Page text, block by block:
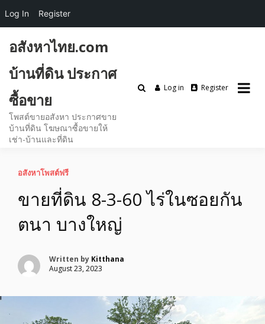
content
อสังหาไทย.com
บ้านที่ดิน ประกาศ
ซื้อขาย
โพสต์ขายอสังหา ประกาศขาย
บ้านที่ดิน โฆษณาซื้อขายให้
เช่า-บ้านและที่ดิน
Log in Register
อสังหาโพสต์ฟรี
ขายที่ดิน 8-3-60 ไร่ในซอยกัน
ตนา บางใหญ่
Written by Kitthana
August 23, 2023
Log In Register